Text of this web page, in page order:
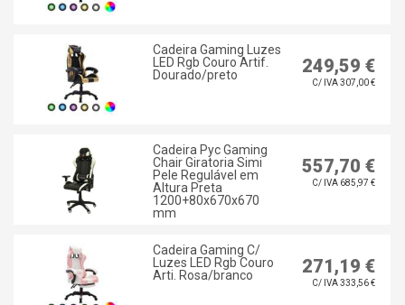
Cadeira Gaming Luzes
LED Rgb Couro Artif.
Dourado/preto
249,59 €
C/ IVA 307,00 €
Cadeira Pyc Gaming
Chair Giratoria Simi
Pele Regulável em
Altura Preta
1200+80x670x670
mm
557,70 €
C/ IVA 685,97 €
Cadeira Gaming C/
Luzes LED Rgb Couro
Arti. Rosa/branco
271,19 €
C/ IVA 333,56 €